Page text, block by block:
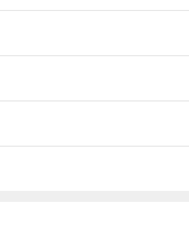
比以上才能使用
值